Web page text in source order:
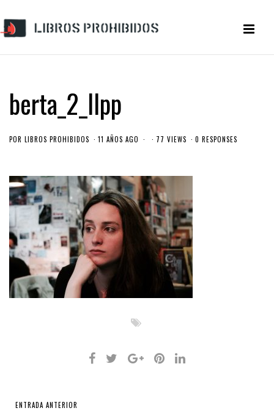
berta_2_llpp
POR LIBROS PROHIBIDOS 11 AÑOS AGO 77 VIEWS 0 RESPONSES
ENTRADA ANTERIOR